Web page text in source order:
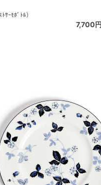
ﾄｻｰﾓﾎﾞﾄﾙ）
7,700